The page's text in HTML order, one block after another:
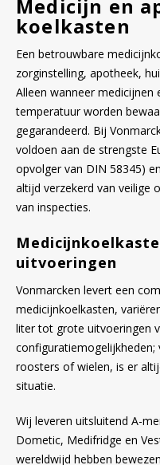
Medicijn en
koelkasten
Een betrouwbare
zorginstelling, apotheek,
Alleen wanneer medicijnen
temperatuur worden
gegarandeerd. Bij
voldoen aan de strengste
opvolger van DIN 58345)
altijd verzekerd van veilige
van inspecties.
uitvoeringen
Vonmarcken levert een
medicijnkoelkasten,
liter tot grote uitvoeringen
roosters of wielen, is er
situatie.
Wij leveren uitsluitend A-
Dometic, Medifridge en
wereldwijd hebben